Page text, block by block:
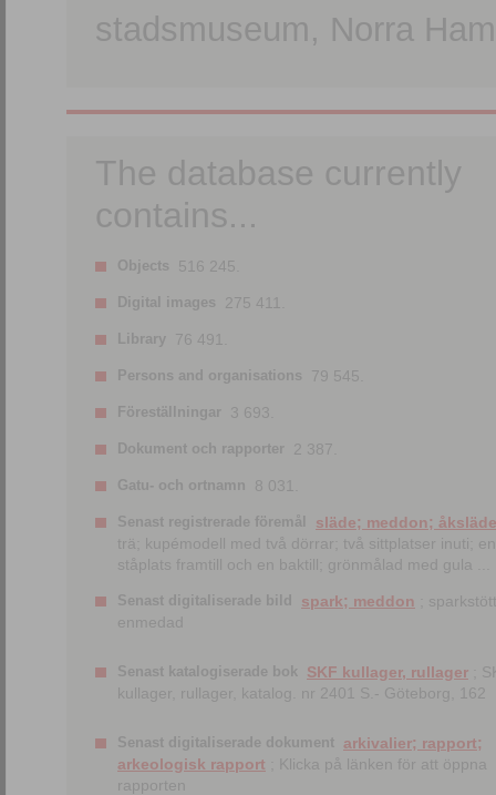
stadsmuseum, Norra
The database currently
contains...
Objects 516 245.
Digital images 275 411.
Library 76 491.
Persons and organisations 79 545.
Föreställningar 3 693.
Dokument och rapporter 2 387.
Gatu- och ortnamn 8 031.
Senast registrerade föremål
släde; meddon; åksläde
trä; kupémodell med två dörrar; två sittplatser inuti; en
ståplats framtill och en baktill; grönmålad med gula ...
Senast digitaliserade bild spark; meddon ;
enmedad
Senast katalogiserade bok SKF kullager, rullager ;
kullager, rullager, katalog. nr 2401 S.- Göteborg, 162
Senast digitaliserade dokument arkivalier; rapport;
arkeologisk rapport ; Klicka på länken för att öppna
rapporten